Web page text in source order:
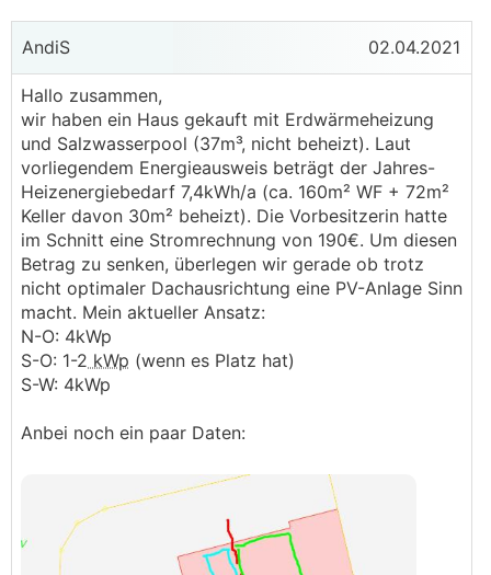
AndiS 02.04.2021
Hallo zusammen,
wir haben ein Haus gekauft mit Erdwärmeheizung
und Salzwasserpool (37m³, nicht beheizt). Laut
vorliegendem Energieausweis beträgt der Jahres-
Heizenergiebedarf 7,4kWh/a (ca. 160m² WF + 72m²
Keller davon 30m² beheizt). Die Vorbesitzerin hatte
im Schnitt eine Stromrechnung von 190€. Um diesen
Betrag zu senken, überlegen wir gerade ob trotz
nicht optimaler Dachausrichtung eine PV-Anlage Sinn
macht. Mein aktueller Ansatz:
N-O: 4kWp
S-O: 1-2 kWp (wenn es Platz hat)
S-W: 4kWp
Anbei noch ein paar Daten: